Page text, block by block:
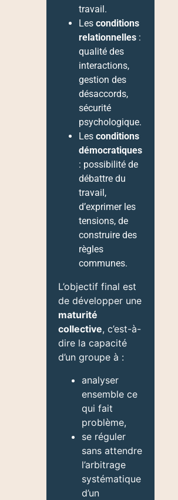
travail.
Les conditions
relationnelles :
qualité des
interactions,
gestion des
désaccords,
sécurité
psychologique.
Les conditions
démocratiques
: possibilité de
débattre du
travail,
d’exprimer les
tensions, de
construire des
règles
communes.
L’objectif final est
de développer une
maturité
collective, c’est-à-
dire la capacité
d’un groupe à :
analyser
ensemble ce
qui fait
problème,
se réguler
sans attendre
l’arbitrage
systématique
d’un